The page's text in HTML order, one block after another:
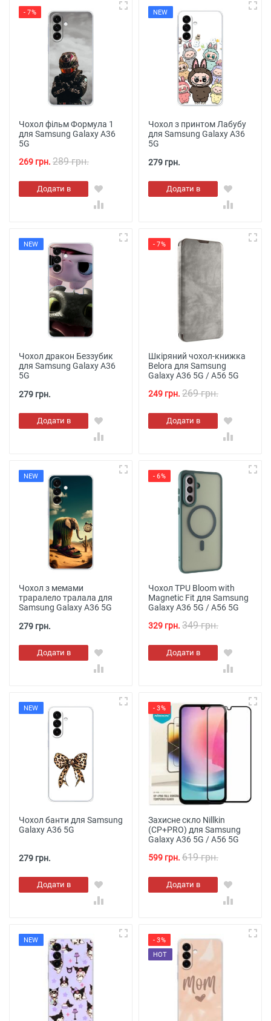
- 7%
Чохол фільм Формула 1
для Samsung Galaxy A36
5G
269 грн. 289 грн.
Додати в
кошик
NEW
Чохол з принтом Лабубу
для Samsung Galaxy A36
5G
279 грн.
Додати в
кошик
NEW
Чохол дракон Беззубик
для Samsung Galaxy A36
5G
279 грн.
Додати в
кошик
- 7%
Шкіряний чохол-книжка
Belora для Samsung
Galaxy A36 5G / A56 5G
249 грн. 269 грн.
Додати в
кошик
NEW
Чохол з мемами
траралело тралала для
Samsung Galaxy A36 5G
279 грн.
Додати в
кошик
- 6%
Чохол TPU Bloom with
Magnetic Fit для Samsung
Galaxy A36 5G / A56 5G
329 грн. 349 грн.
Додати в
кошик
NEW
Чохол банти для Samsung
Galaxy A36 5G
279 грн.
Додати в
кошик
- 3%
Захисне скло Nillkin
(CP+PRO) для Samsung
Galaxy A36 5G / A56 5G
599 грн. 619 грн.
Додати в
кошик
NEW
- 3%
HOT